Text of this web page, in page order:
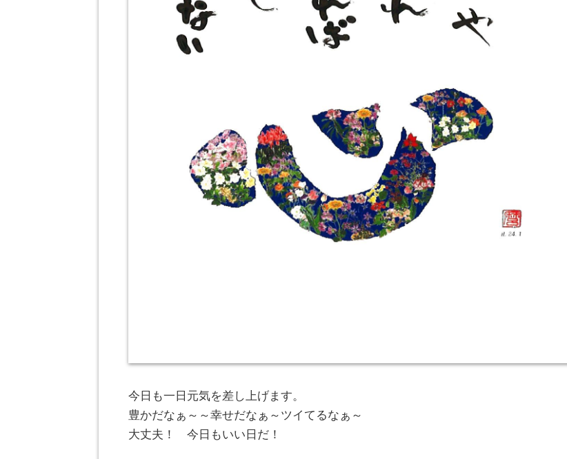
今日も一日元気を差し上げます。
豊かだなぁ～～幸せだなぁ～ツイてるなぁ～
大丈夫！ 今日もいい日だ！